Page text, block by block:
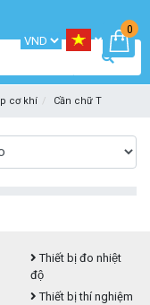
0
cơ khí Cần chữ T
Thiết bị đo nhiệt
độ
Thiết bị thí nghiệm